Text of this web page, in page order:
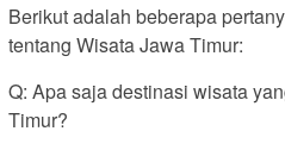
Berikut adalah beberapa
tentang Wisata Jawa Timur:
Q: Apa saja destinasi wisata
Timur?